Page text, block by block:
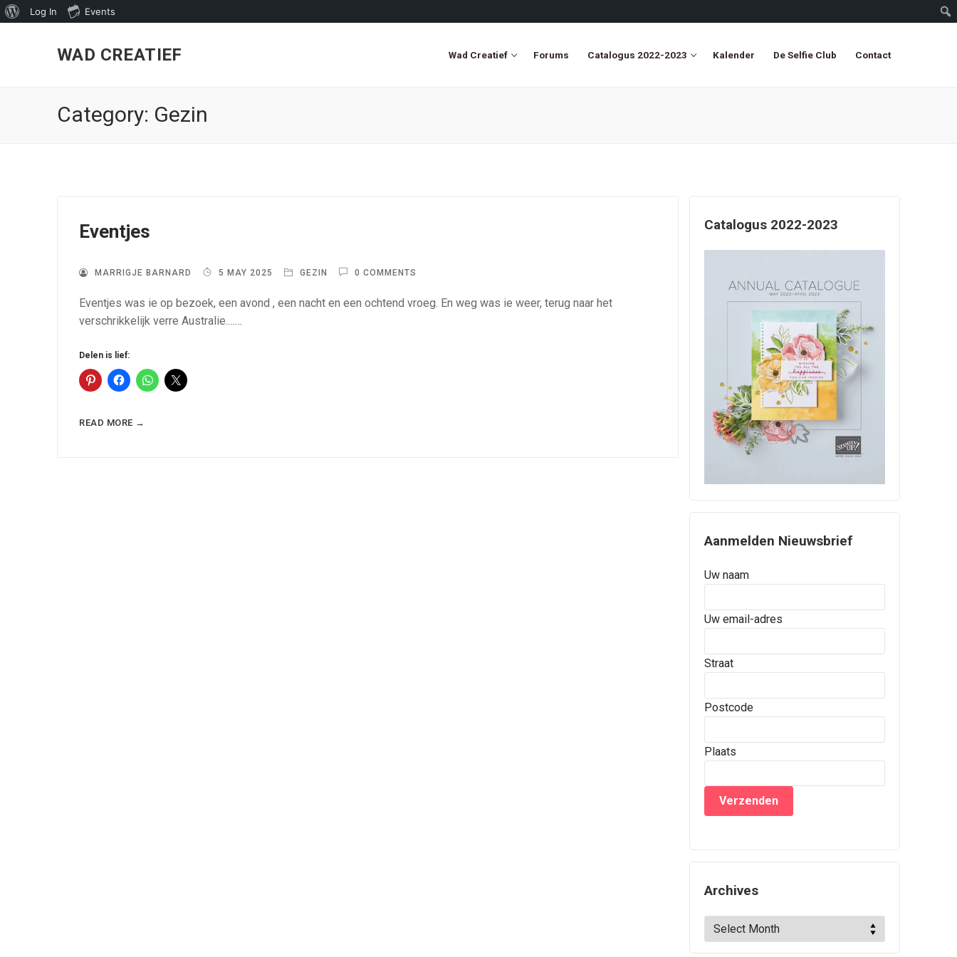
About
Log In Events
WAD CREATIEF Wad Creatief Forums Catalogus 2022-2023 Kalender De Selfie Club Contact
Category: Gezin
Eventjes
MARRIGJE BARNARD 5 MAY 2025 GEZIN 0 COMMENTS
Eventjes was ie op bezoek, een avond , een nacht en een ochtend vroeg. En weg was ie weer, terug naar het
verschrikkelijk verre Australie.……
Delen is lief:
READ MORE →
Catalogus 2022-2023
Aanmelden Nieuwsbrief
Uw naam
Uw email-adres
Straat
Postcode
Plaats
Archives
Archives